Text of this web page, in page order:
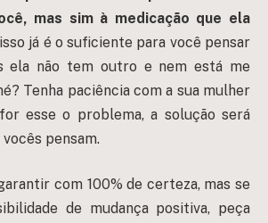
mas sim à medicação que ela
já é o suficiente para você pensar
ela não tem outro e nem está me
Tenha paciência com a sua mulher
esse o problema, a solução será
pensam.
com 100% de certeza, mas se
de mudança positiva, peça